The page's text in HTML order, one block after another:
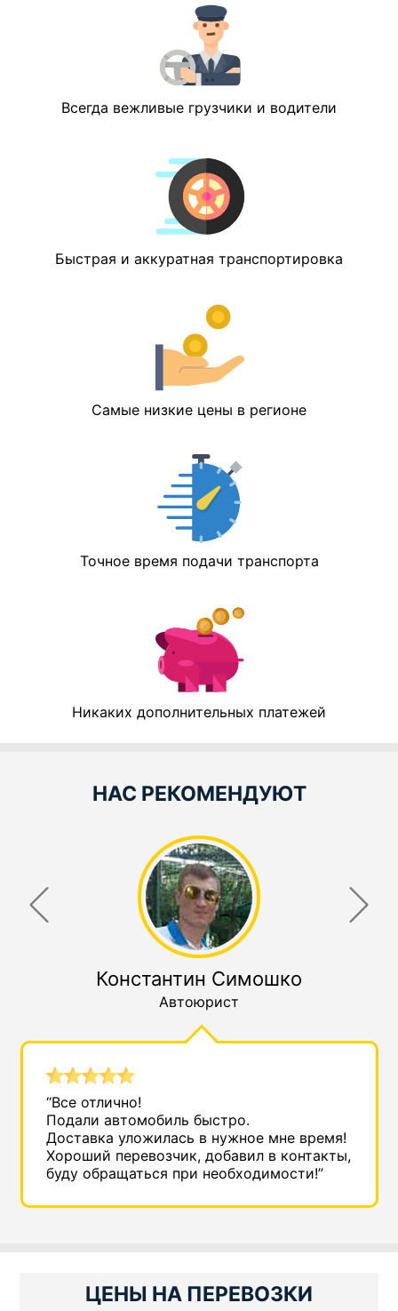
Всегда вежливые грузчики и водители
Быстрая и аккуратная транспортировка
Самые низкие цены в регионе
Точное время подачи транспорта
Никаких дополнительных платежей
НАС РЕКОМЕНДУЮТ
Константин Симошко
Автоюрист
“Все отлично!
Подали автомобиль быстро.
Доставка уложилась в нужное мне время!
Хороший перевозчик, добавил в контакты,
буду обращаться при необходимости!”
ЦЕНЫ НА ПЕРЕВОЗКИ